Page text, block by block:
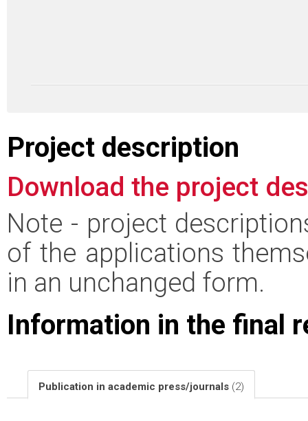
Project description
Download the project
Note - project
of the applications
in an unchanged form.
Information in the final
Publication in academic press/journals (2)